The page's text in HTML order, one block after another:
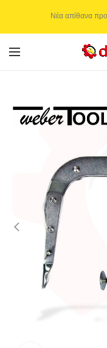
Νέα απίθανα